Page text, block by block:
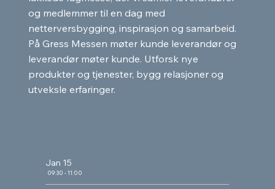
Jan 15
09:30 - 11:00
og medlemmer til en dag med
netterversbygging, inspirasjon og samarbeid.
På Gress Messen møter kunde leverandør og
leverandør møter kunde. Utforsk nye
produkter og tjenester, bygg relasjoner og
utveksle erfaringer.